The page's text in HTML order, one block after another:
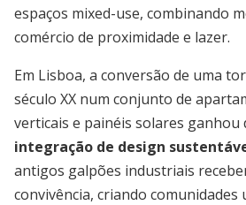
espaços mixed-use, combinando
comércio de proximidade e lazer.
Em Lisboa, a conversão de uma
século XX num conjunto de
verticais e painéis solares ganhou
integração de design
antigos galpões industriais
convivência, criando